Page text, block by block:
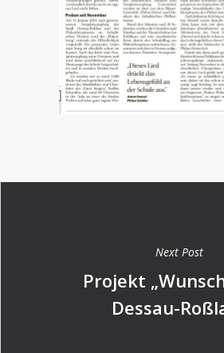
Next Post
Projekt
Dessau-